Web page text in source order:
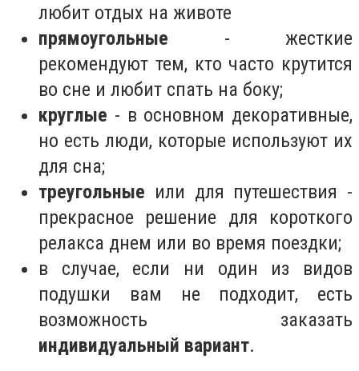
любит отдых на животе
прямоугольные - жесткие
рекомендуют тем, кто часто крутится
во сне и любит спать на боку;
круглые - в основном декоративные,
но есть люди, которые используют их
для сна;
треугольные или для путешествия -
прекрасное решение для короткого
релакса днем ​​или во время поездки;
в случае, если ни один из видов
подушки вам не подходит, есть
возможность заказать
индивидуальный вариант.